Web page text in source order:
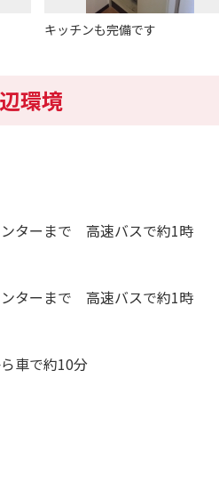
キッチンも完備です
環境
ターまで 高速バスで約1時
ターまで 高速バスで約1時
車で約10分